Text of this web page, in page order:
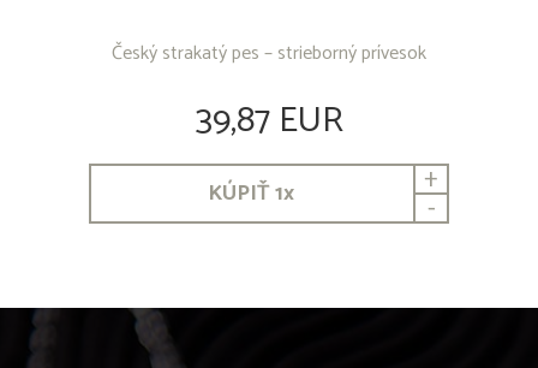
Český strakatý pes – strieborný prívesok
39,87 EUR
KÚPIŤ1x +
-